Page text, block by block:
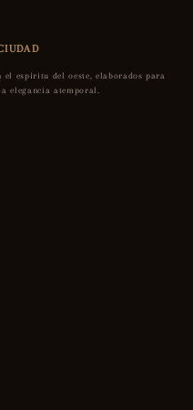
el espíritu del oeste, elaborados para
elegancia atemporal.